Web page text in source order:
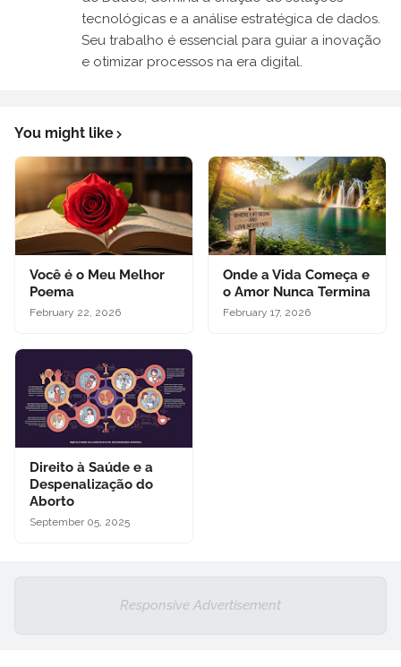
tecnológicas e a análise estratégica de dados.
Seu trabalho é essencial para guiar a inovação
e otimizar processos na era digital.
You might like
Você é o Meu Melhor
Poema
February 22, 2026
Onde a Vida Começa e
o Amor Nunca Termina
February 17, 2026
Direito à Saúde e a
Despenalização do
Aborto
September 05, 2025
Responsive Advertisement